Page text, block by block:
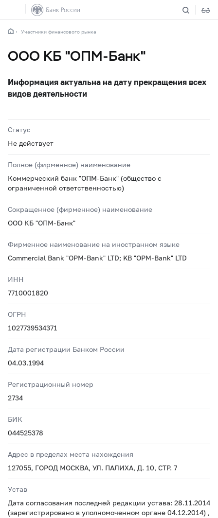
Участники финансового рынка
ООО КБ "ОПМ-Банк"
Информация актуальна на дату прекращения всех
видов деятельности
Статус
Не действует
Полное (фирменное) наименование
Коммерческий банк "ОПМ-Банк" (общество с
ограниченной ответственностью)
Сокращенное (фирменное) наименование
ООО КБ "ОПМ-Банк"
Фирменное наименование на иностранном языке
Commercial Bank "OPM-Bank" LTD; KB "OPM-Bank" LTD
ИНН
7710001820
ОГРН
1027739534371
Дата регистрации Банком России
04.03.1994
Регистрационный номер
2734
БИК
044525378
Адрес в пределах места нахождения
127055, ГОРОД МОСКВА, УЛ. ПАЛИХА, Д. 10, СТР. 7
Устав
Дата согласования последней редакции устава: 28.11.2014
(зарегистрировано в уполномоченном органе 04.12.2014) ,